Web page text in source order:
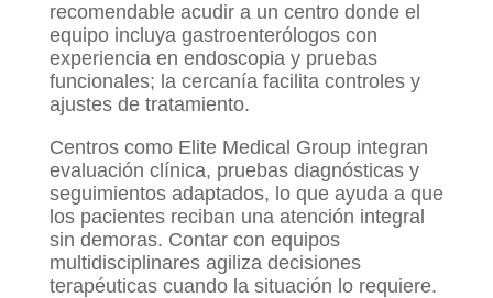
recomendable acudir a un centro donde el
equipo incluya gastroenterólogos con
experiencia en endoscopia y pruebas
funcionales; la cercanía facilita controles y
ajustes de tratamiento.
Centros como Elite Medical Group integran
evaluación clínica, pruebas diagnósticas y
seguimientos adaptados, lo que ayuda a que
los pacientes reciban una atención integral
sin demoras. Contar con equipos
multidisciplinares agiliza decisiones
terapéuticas cuando la situación lo requiere.